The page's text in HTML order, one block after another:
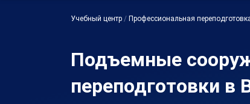
Учебный центр / Профессиональная
Подъемные
переподготовки в